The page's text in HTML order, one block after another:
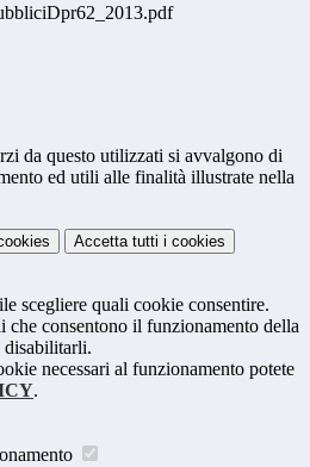
da questo utilizzati si avvalgono di
ed utili alle finalità illustrate nella
Accetta tutti i cookies
scegliere quali cookie consentire.
che consentono il funzionamento della
disabilitarli.
necessari al funzionamento potete
.